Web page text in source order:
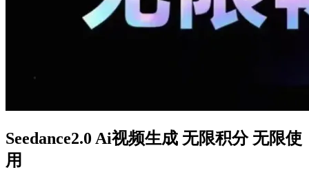
Seedance2.0 Ai视频生成 无限积分 无限使
用